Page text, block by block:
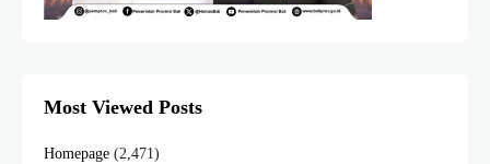
Most Viewed Posts
Homepage (2,471)